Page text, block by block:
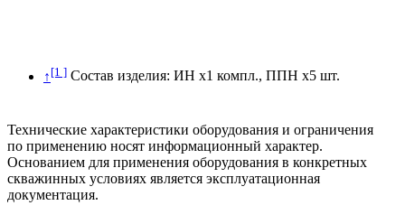
↑ [1 ] Состав изделия: ИН х1 компл., ППН х5 шт.
Технические характеристики оборудования и ограничения
по применению носят информационный характер.
Основанием для применения оборудования в конкретных
скважинных условиях является эксплуатационная
документация.